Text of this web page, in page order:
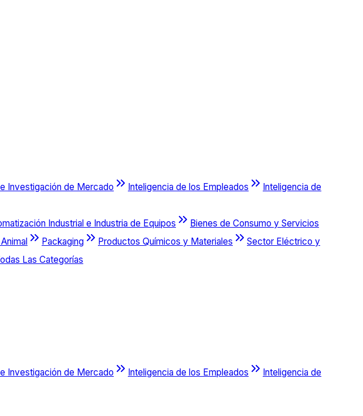
Investigación de Mercado Inteligencia de los Empleados
Inteligencia de
Industrial e Industria de Equipos
Bienes de Consumo y Servicios
Packaging Productos Químicos y Materiales
Sector Eléctrico y
Las Categorías
Investigación de Mercado Inteligencia de los Empleados
Inteligencia de